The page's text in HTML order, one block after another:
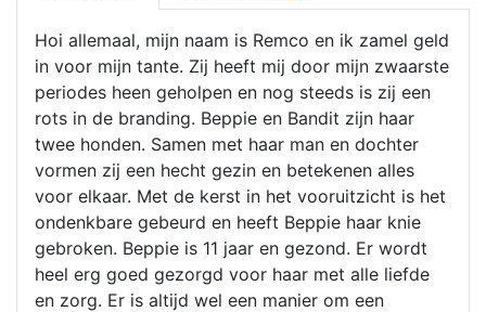
Hoi allemaal, mijn naam is Remco en ik zamel geld
in voor mijn tante. Zij heeft mij door mijn zwaarste
periodes heen geholpen en nog steeds is zij een
rots in de branding. Beppie en Bandit zijn haar
twee honden. Samen met haar man en dochter
vormen zij een hecht gezin en betekenen alles
voor elkaar. Met de kerst in het vooruitzicht is het
ondenkbare gebeurd en heeft Beppie haar knie
gebroken. Beppie is 11 jaar en gezond. Er wordt
heel erg goed gezorgd voor haar met alle liefde
en zorg. Er is altijd wel een manier om een